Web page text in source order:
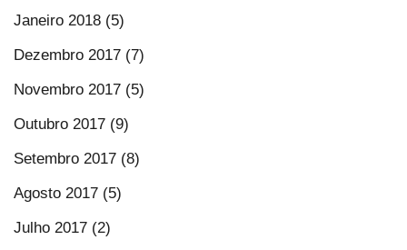
Janeiro 2018 (5)
Dezembro 2017 (7)
Novembro 2017 (5)
Outubro 2017 (9)
Setembro 2017 (8)
Agosto 2017 (5)
Julho 2017 (2)